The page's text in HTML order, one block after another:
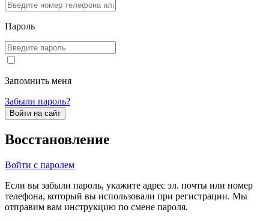
Пароль
Запомнить меня
Забыли пароль?
Войти на сайт
Восстановление
Войти с паролем
Если вы забыли пароль, укажите адрес эл. почты или номер
телефона, который вы использовали при регистрации. Мы
отправим вам инструкцию по смене пароля.